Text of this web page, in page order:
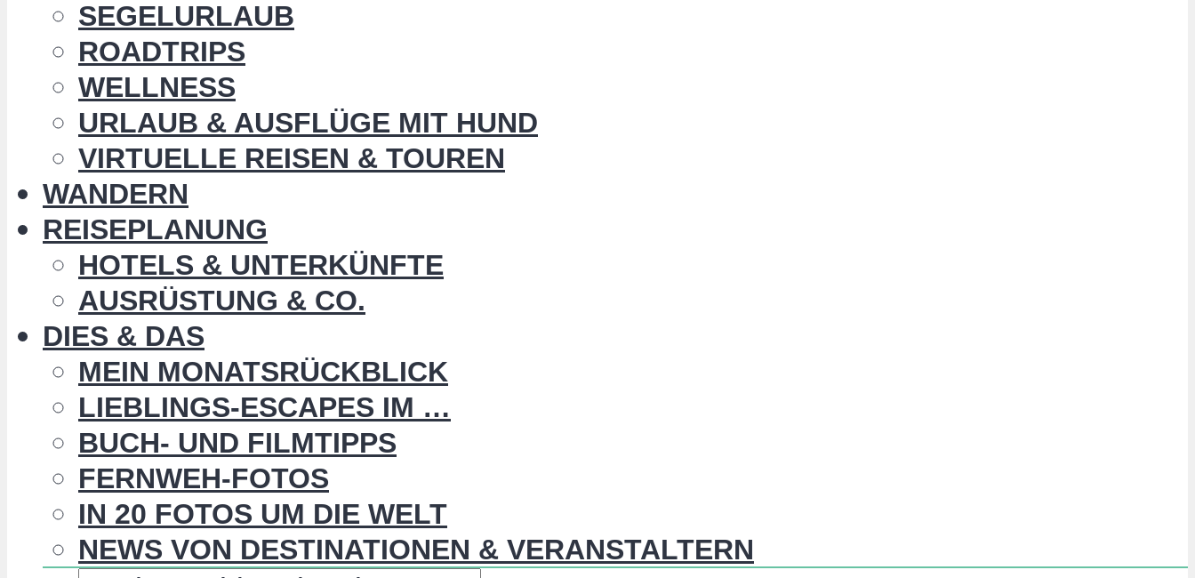
SEGELURLAUB
ROADTRIPS
WELLNESS
URLAUB & AUSFLÜGE MIT HUND
VIRTUELLE REISEN & TOUREN
WANDERN
REISEPLANUNG
HOTELS & UNTERKÜNFTE
AUSRÜSTUNG & CO.
DIES & DAS
MEIN MONATSRÜCKBLICK
LIEBLINGS-ESCAPES IM …
BUCH- UND FILMTIPPS
FERNWEH-FOTOS
IN 20 FOTOS UM DIE WELT
NEWS VON DESTINATIONEN & VERANSTALTERN